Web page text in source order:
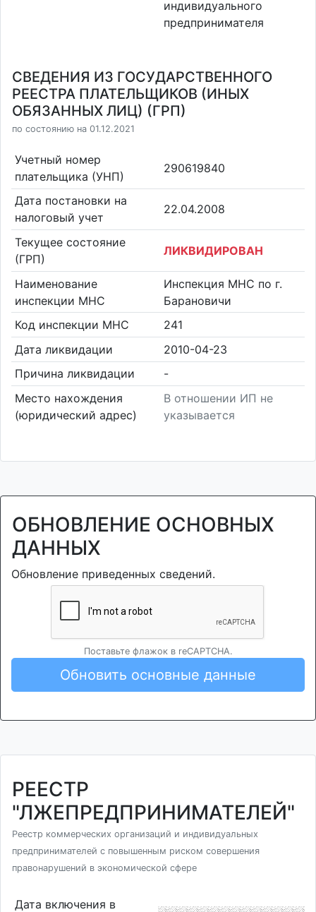
индивидуального
предпринимателя
СВЕДЕНИЯ ИЗ ГОСУДАРСТВЕННОГО
РЕЕСТРА ПЛАТЕЛЬЩИКОВ (ИНЫХ
ОБЯЗАННЫХ ЛИЦ) (ГРП)
по состоянию на 01.12.2021
Учетный номер
плательщика (УНП)
290619840
Дата постановки на
налоговый учет
22.04.2008
Текущее состояние
(ГРП)
ЛИКВИДИРОВАН
Наименование
инспекции МНС
Инспекция МНС по г.
Барановичи
Код инспекции МНС
241
Дата ликвидации
2010-04-23
Причина ликвидации
-
Место нахождения
(юридический адрес)
В отношении ИП не
указывается
ОБНОВЛЕНИЕ ОСНОВНЫХ
ДАННЫХ
Обновление приведенных сведений.
Поставьте флажок в reCAPTCHA.
Обновить основные данные
РЕЕСТР
"ЛЖЕПРЕДПРИНИМАТЕЛЕЙ"
Реестр коммерческих организаций и индивидуальных
предпринимателей с повышенным риском совершения
правонарушений в экономической сфере
Дата включения в